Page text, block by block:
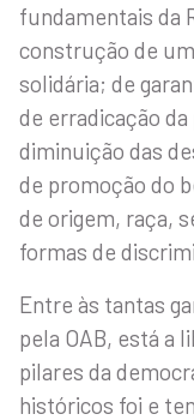
fundamentais da
construção de
solidária; de
de erradicação
diminuição das
de promoção do
de origem, raça,
formas de
Entre às tantas
pela OAB, está a
pilares da
históricos foi e